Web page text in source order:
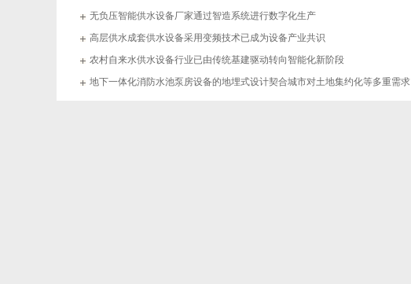
无负压智能供水设备厂家通过智造系统进行数字化生产
高层供水成套供水设备采用变频技术已成为设备产业共识
农村自来水供水设备行业已由传统基建驱动转向智能化新阶段
地下一体化消防水池泵房设备的地埋式设计契合城市对土地集约化等多重需求